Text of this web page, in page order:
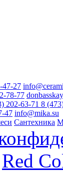
47-27
78-77
202-63-71 8
47 info@mika.su
Сантехника
Red